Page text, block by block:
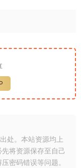
处。本站资源均上
将资源保存至自己
密码错误等问题。